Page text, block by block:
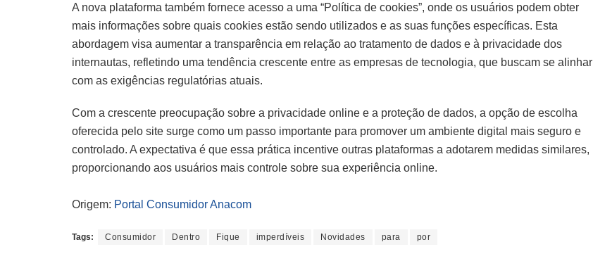
A nova plataforma também fornece acesso a uma “Política de cookies”, onde os usuários podem obter
mais informações sobre quais cookies estão sendo utilizados e as suas funções específicas. Esta
abordagem visa aumentar a transparência em relação ao tratamento de dados e à privacidade dos
internautas, refletindo uma tendência crescente entre as empresas de tecnologia, que buscam se alinhar
com as exigências regulatórias atuais.
Com a crescente preocupação sobre a privacidade online e a proteção de dados, a opção de escolha
oferecida pelo site surge como um passo importante para promover um ambiente digital mais seguro e
controlado. A expectativa é que essa prática incentive outras plataformas a adotarem medidas similares,
proporcionando aos usuários mais controle sobre sua experiência online.
Origem: Portal Consumidor Anacom
Tags: Consumidor Dentro Fique imperdíveis Novidades para por